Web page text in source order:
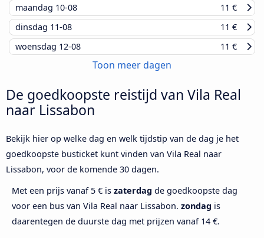
maandag 10-08
11 €
dinsdag 11-08
11 €
woensdag 12-08 11 €
Toon meer dagen
De goedkoopste reistijd van Vila Real
naar Lissabon
Bekijk hier op welke dag en welk tijdstip van de dag je het
goedkoopste busticket kunt vinden van Vila Real naar
Lissabon, voor de komende 30 dagen.
Met een prijs vanaf 5 € is zaterdag de goedkoopste dag
voor een bus van Vila Real naar Lissabon. zondag is
daarentegen de duurste dag met prijzen vanaf 14 €.